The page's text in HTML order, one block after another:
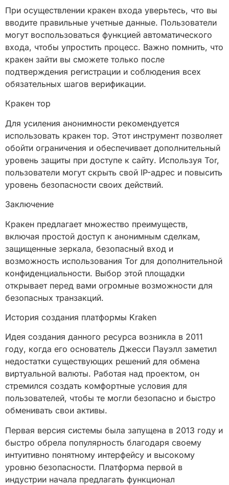
При осуществлении кракен входа уверьтесь, что вы
вводите правильные учетные данные. Пользователи
могут воспользоваться функцией автоматического
входа, чтобы упростить процесс. Важно помнить, что
кракен зайти вы сможете только после
подтверждения регистрации и соблюдения всех
обязательных шагов верификации.
Кракен тор
Для усиления анонимности рекомендуется
использовать кракен тор. Этот инструмент позволяет
обойти ограничения и обеспечивает дополнительный
уровень защиты при доступе к сайту. Используя Tor,
пользователи могут скрыть свой IP-адрес и повысить
уровень безопасности своих действий.
Заключение
Кракен предлагает множество преимуществ,
включая простой доступ к анонимным сделкам,
защищенные зеркала, безопасный вход и
возможность использования Tor для дополнительной
конфиденциальности. Выбор этой площадки
открывает перед вами огромные возможности для
безопасных транзакций.
История создания платформы Kraken
Идея создания данного ресурса возникла в 2011
году, когда его основатель Джесси Пауэлл заметил
недостатки существующих решений для обмена
виртуальной валюты. Работая над проектом, он
стремился создать комфортные условия для
пользователей, чтобы те могли безопасно и быстро
обменивать свои активы.
Первая версия системы была запущена в 2013 году и
быстро обрела популярность благодаря своему
интуитивно понятному интерфейсу и высокому
уровню безопасности. Платформа первой в
индустрии начала предлагать функционал